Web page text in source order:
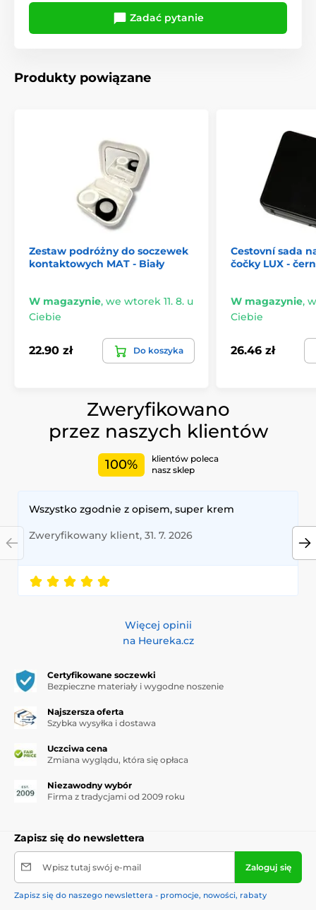
Zadać pytanie
Produkty powiązane
Zestaw podróżny do soczewek
kontaktowych MAT - Biały
W magazynie, we wtorek 11. 8. u
Ciebie
22.90 zł Do koszyka
Cestovní sada
čočky LUX -
W magazynie,
Ciebie
26.46 zł
Zweryfikowano
przez naszych klientów
100%
klientów poleca
nasz sklep
Wszystko zgodnie z opisem, super krem
Zweryfikowany klient, 31. 7. 2026
Więcej opinii
na Heureka.cz
Certyfikowane soczewki
Bezpieczne materiały i wygodne noszenie
Najszersza oferta
Szybka wysyłka i dostawa
Uczciwa cena
Zmiana wyglądu, która się opłaca
Niezawodny wybór
Firma z tradycjami od 2009 roku
Zapisz się do newslettera
Wpisz tutaj swój e-mail Zaloguj się
Zapisz się do naszego newslettera - promocje, nowości, rabaty